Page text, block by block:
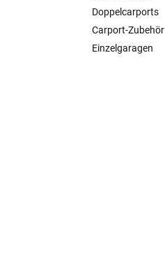
Doppelcarports
Carport-Zubehör
Einzelgaragen